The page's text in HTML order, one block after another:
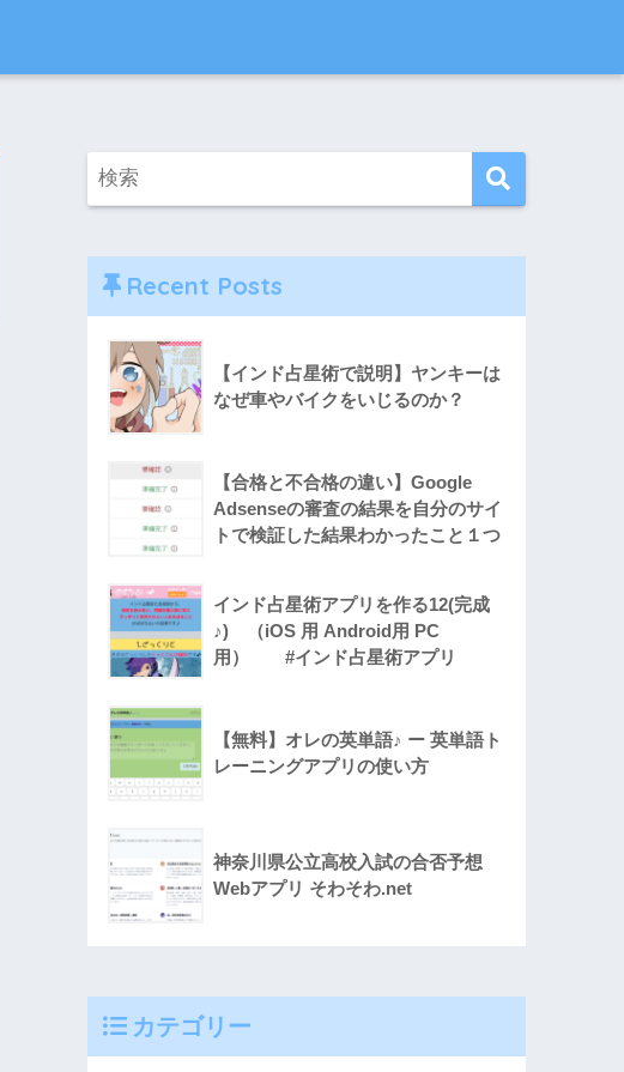
Recent Posts
【インド占星術で説明】ヤンキーは
なぜ車やバイクをいじるのか？
【合格と不合格の違い】Google
Adsenseの審査の結果を自分のサイ
トで検証した結果わかったこと１つ
インド占星術アプリを作る12(完成
♪) （iOS 用 Android用 PC
用） #インド占星術アプリ
【無料】オレの英単語♪ ー 英単語ト
レーニングアプリの使い方
神奈川県公立高校入試の合否予想
Webアプリ そわそわ.net
カテゴリー